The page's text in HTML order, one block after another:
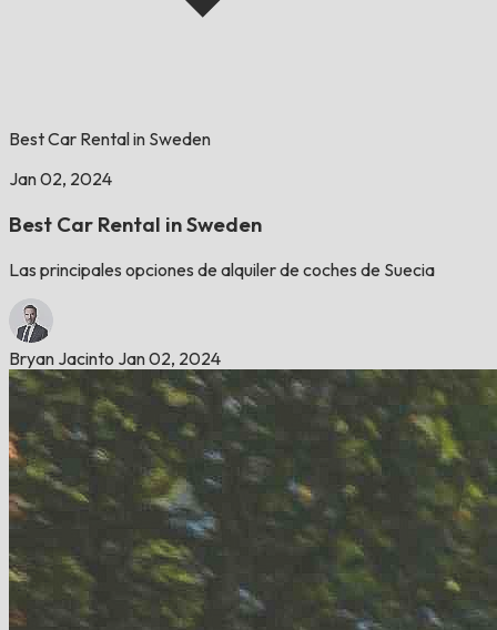
Best Car Rental in Sweden
Jan 02, 2024
Best Car Rental in Sweden
Las principales opciones de alquiler de coches de Suecia
Bryan Jacinto Jan 02, 2024